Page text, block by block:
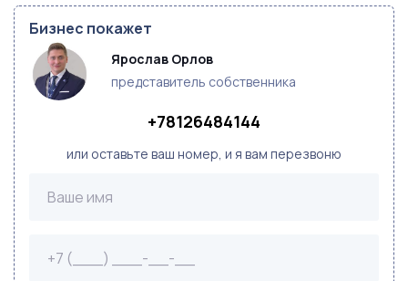
Бизнес покажет
Ярослав Орлов
представитель собственника
+78126484144
или оставьте ваш номер, и я вам перезвоню